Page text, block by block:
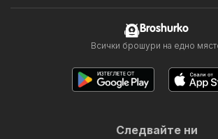
Broshurko
Всички брошури на едно
Следвайте ни